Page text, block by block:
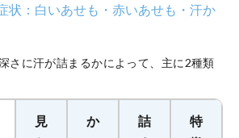
状：白いあせも・赤いあせも・汗か
さに汗が詰まるかによって、主に2種類
見
か
詰
特